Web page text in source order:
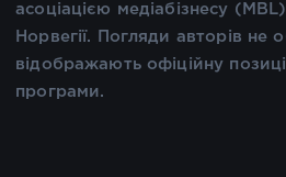
асоціацією медіабізнесу
Норвегії. Погляди авторів не
відображають офіційну
програми.